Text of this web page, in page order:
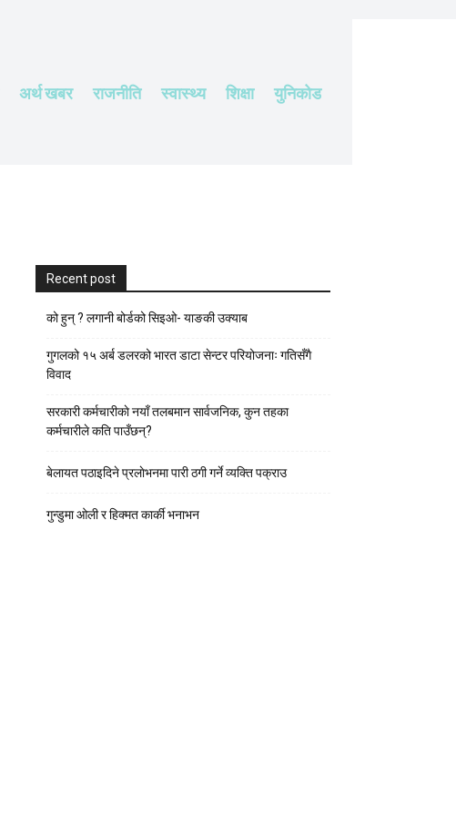
अर्थ खबर राजनीति स्वास्थ्य शिक्षा युनिकोड
Recent post
को हुन् ? लगानी बोर्डको सिइओ- याङकी उक्याब
गुगलको १५ अर्ब डलरको भारत डाटा सेन्टर परियोजनाः गतिसँगै
विवाद
सरकारी कर्मचारीकाे नयाँ तलबमान सार्वजनिक, कुन तहका
कर्मचारीले कति पाउँछन्?
बेलायत पठाइदिने प्रलाेभनमा पारी ठगी गर्ने व्यक्ति पक्राउ
गुन्डुमा ओली र हिक्मत कार्की भनाभन